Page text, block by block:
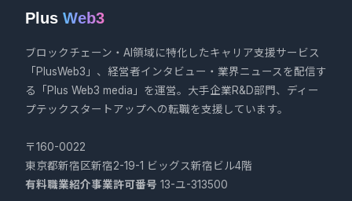
Plus Web3
ブロックチェーン・AI領域に特化したキャリア支援サービス
「PlusWeb3」、経営者インタビュー・業界ニュースを配信す
る「Plus Web3 media」を運営。大手企業R&D部門、ディー
プテックスタートアップへの転職を支援しています。
〒160-0022
東京都新宿区新宿2-19-1 ビッグス新宿ビル4階
有料職業紹介事業許可番号 13-ユ-313500